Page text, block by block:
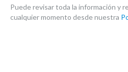
RICORDI
FAMILIAS RELACIONADAS
Puede revisar toda la información y
cualquier momento desde nuestra